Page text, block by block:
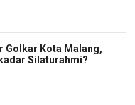
Golkar Kota Malang,
Silaturahmi?